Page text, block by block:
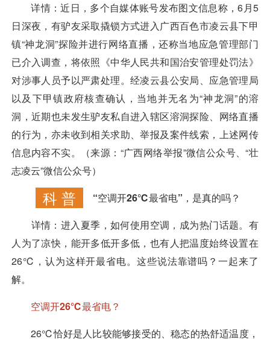
详情：近日，多个自媒体账号发布图文信息称，6月5
日深夜，有驴友采取撬锁方式进入广西百色市凌云县下甲
镇“神龙洞”探险并进行网络直播，还称当地应急管理部门
已介入调查，将依照《中华人民共和国治安管理处罚法》
对涉事人员予以严肃处理。经凌云县公安局、应急管理局
以及下甲镇政府核查确认，当地并无名为“神龙洞”的溶
洞，近期也未发生驴友私自进入辖区溶洞探险、网络直播
的行为，亦未收到相关求助、举报及案件线索，上述网传
信息内容不实。（来源：“广西网络举报”微信公众号、“壮
志凌云”微信公众号）
科 普
“空调开26℃最省电”，是真的吗？
详情： 进入夏季，如何使用空调，成为热门话题。有
人为了凉快，能开多低开多低，也有人把温度始终设置在
26℃，认为这样开最省电。这些说法靠谱吗？一起来了
解。
空调开26℃最省电？
26℃恰好是人比较能够接受的、稳态的热舒适温度，